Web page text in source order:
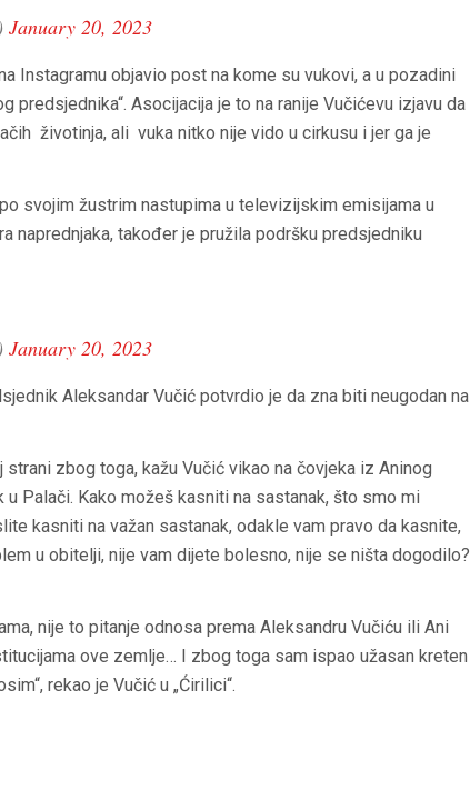
January 20, 2023
Instagramu objavio post na kome su vukovi, a u pozadini
predsjednika“. Asocijacija je to na ranije Vučićevu izjavu da
životinja, ali vuka nitko nije vido u cirkusu i jer ga je
svojim žustrim nastupima u televizijskim emisijama u
naprednjaka, također je pružila podršku predsjedniku
January 20, 2023
Aleksandar Vučić potvrdio je da zna biti neugodan na
strani zbog toga, kažu Vučić vikao na čovjeka iz Aninog
Palači. Kako možeš kasniti na sastanak, što smo mi
kasniti na važan sastanak, odakle vam pravo da kasnite,
u obitelji, nije vam dijete bolesno, nije se ništa dogodilo?
nije to pitanje odnosa prema Aleksandru Vučiću ili Ani
ove zemlje… I zbog toga sam ispao užasan kreten
rekao je Vučić u „Ćirilici“.